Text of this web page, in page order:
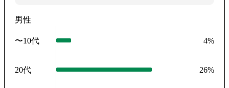
男性
〜10代 4%
20代 26%